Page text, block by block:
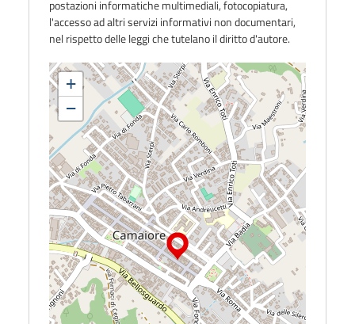
postazioni informatiche multimediali, fotocopiatura,
l'accesso ad altri servizi informativi non documentari,
nel rispetto delle leggi che tutelano il diritto d'autore.
+
−